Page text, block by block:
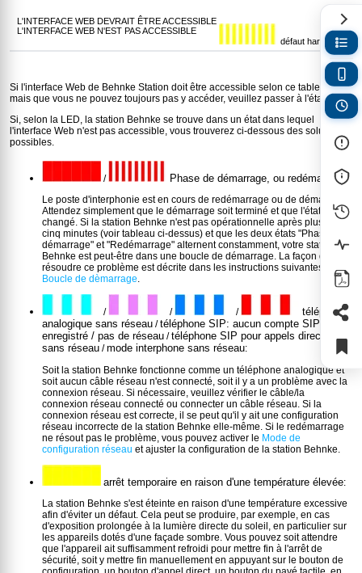
défaut hardware
Si l'interface Web de Behnke Station doit être accessible selon ce tableau,
mais que vous ne pouvez toujours pas y accéder, veuillez passer à l'étape 2.
Si, selon la LED, la station Behnke se trouve dans un état dans lequel
l'interface Web n'est pas accessible, vous trouverez ci-dessous des solutions
possibles.
/ Phase de démarrage, ou redémarrage:
Le poste d'interphonie est en cours de redémarrage ou de démarrage.
Attendez simplement que le démarrage soit terminé et que l'état ait
changé. Si la station Behnke n'est pas opérationnelle après plus de
cinq minutes (voir tableau ci-dessus) et que les deux états "Phase de
démarrage" et "Redémarrage" alternent constamment, votre station
Behnke est peut-être dans une boucle de démarrage. La façon de
résoudre ce problème est décrite dans les instructions suivantes:
Boucle de dèmarrage.
/ / /
téléphone
analogique sans réseau /téléphone SIP: aucun compte SIP
enregistré / pas de réseau /téléphone SIP pour appels directs SIP
sans réseau /mode interphone sans réseau:
Soit la station Behnke fonctionne comme un téléphone analogique et
soit aucun câble réseau n'est connecté, soit il y a un problème avec la
connexion réseau. Si nécessaire, veuillez vérifier le câble/la
connexion réseau connecté ou connecter un câble réseau. Si la
connexion réseau est correcte, il se peut qu'il y ait une configuration
réseau incorrecte de la station Behnke elle-même. Si le redémarrage
ne résout pas le problème, vous pouvez activer le Mode de
configuration réseau et ajuster la configuration de la station Behnke.
arrêt temporaire en raison d'une température élevée:
La station Behnke s'est éteinte en raison d'une température excessive
afin d'éviter un défaut. Cela peut se produire, par exemple, en cas
d'exposition prolongée à la lumière directe du soleil, en particulier sur
les appareils dotés d'une façade sombre. Vous pouvez soit attendre
que l'appareil ait suffisamment refroidi pour mettre fin à l'arrêt de
sécurité, soit y mettre fin manuellement en appuyant sur le bouton de